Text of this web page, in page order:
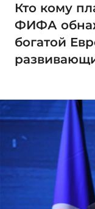
Кто кому
ФИФА
богатой